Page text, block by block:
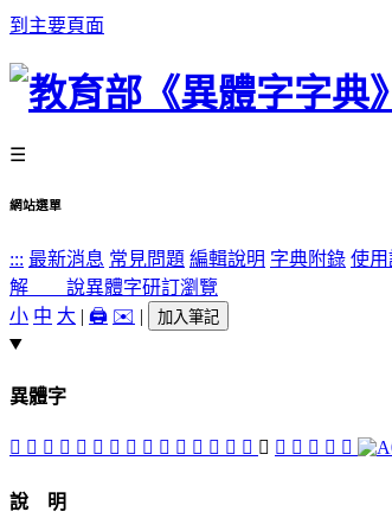
到主要頁面
☰
網站選單
::: 最新消息 常見問題 編輯說明 字典附錄 使用
解 說異體字研訂瀏覽
小 中 大 | 🖨️ ✉️ | 加入筆記
異體字
󶷒 󶷑 󶷆 󶷈 󶷎 󶷃 󶷂 󶷅 󶷌 󶷏 󶷊 󶷉 󶷀 󶷄 󶶽 󶷇 󶷐 󶶾 󶷋 󶷁 󶶿
說 明